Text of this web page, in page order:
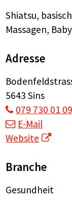
Shiatsu,
Massagen,
Adresse
5643 Sins
079 730 01 09
E-Mail
Website
Branche
Gesundheit